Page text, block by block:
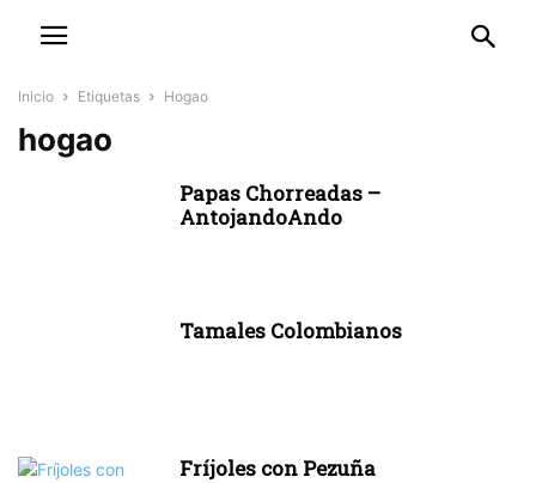
Inicio Etiquetas Hogao
hogao
Papas Chorreadas –
AntojandoAndo
Tamales Colombianos
Fríjoles con Pezuña